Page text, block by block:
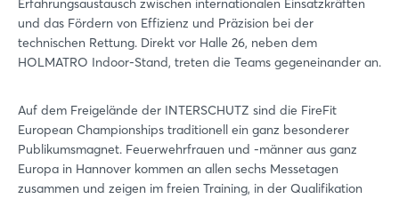
Erfahrungsaustausch zwischen internationalen Einsatzkräften
und das Fördern von Effizienz und Präzision bei der
technischen Rettung. Direkt vor Halle 26, neben dem
HOLMATRO Indoor-Stand, treten die Teams gegeneinander an.
Auf dem Freigelände der INTERSCHUTZ sind die FireFit
European Championships traditionell ein ganz besonderer
Publikumsmagnet. Feuerwehrfrauen und -männer aus ganz
Europa in Hannover kommen an allen sechs Messetagen
zusammen und zeigen im freien Training, in der Qualifikation
Login
Einloggen
Passwort vergessen?